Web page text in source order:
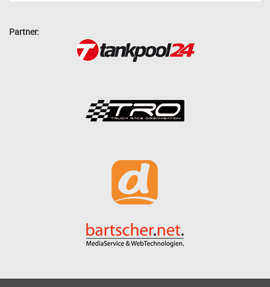
Partner: